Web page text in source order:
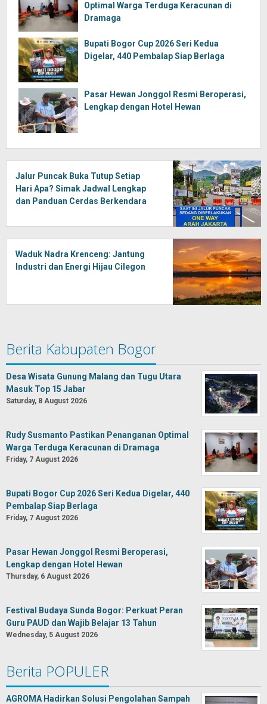
Optimal Warga Terduga Keracunan di
Dramaga
Bupati Bogor Cup 2026 Seri Kedua
Digelar, 440 Pembalap Siap Berlaga
Pasar Hewan Jonggol Resmi Beroperasi,
Lengkap dengan Hotel Hewan
Jalur Puncak Buka Tutup Setiap
Hari Apa? Simak Jadwal Lengkap
dan Panduan Cerdas Berkendara
Waduk Nadra Krenceng: Jantung
Industri dan Energi Hijau Cilegon
Berita Kabupaten Bogor
Desa Wisata Gunung Malang dan Tugu Utara
Masuk Top 15 Jabar
Saturday, 8 August 2026
Rudy Susmanto Pastikan Penanganan Optimal
Warga Terduga Keracunan di Dramaga
Friday, 7 August 2026
Bupati Bogor Cup 2026 Seri Kedua Digelar, 440
Pembalap Siap Berlaga
Friday, 7 August 2026
Pasar Hewan Jonggol Resmi Beroperasi,
Lengkap dengan Hotel Hewan
Thursday, 6 August 2026
Festival Budaya Sunda Bogor: Perkuat Peran
Guru PAUD dan Wajib Belajar 13 Tahun
Wednesday, 5 August 2026
Berita POPULER
AGROMA Hadirkan Solusi Pengolahan Sampah